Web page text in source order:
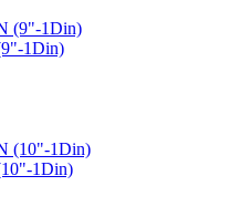
1Din)
1Din)